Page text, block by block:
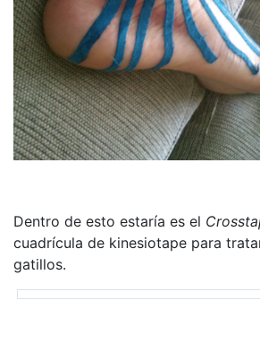
Dentro de esto estaría es el
cuadrícula de kinesiotape para
gatillos.